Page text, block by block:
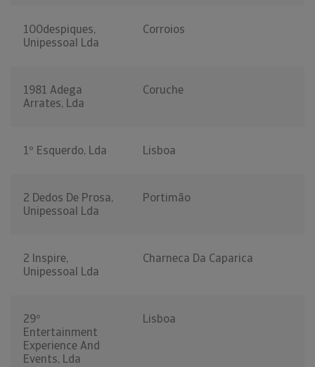
100despiques,
Unipessoal Lda
Corroios
1981 Adega
Arrates, Lda
Coruche
1º Esquerdo, Lda Lisboa
2 Dedos De Prosa,
Unipessoal Lda
Portimão
2 Inspire,
Unipessoal Lda
Charneca Da Caparica
29º
Entertainment
Experience And
Events, Lda
Lisboa